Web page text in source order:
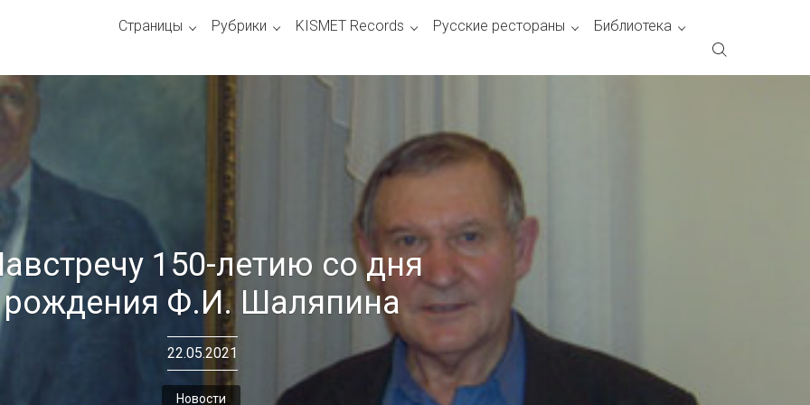
Страницы Рубрики KISMET Records Русские рестораны Библиотека
150-летию со дня
рождения Ф.И. Шаляпина
22.05.2021
Новости